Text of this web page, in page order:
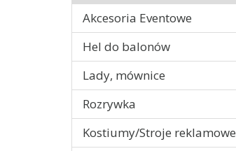
Akcesoria Eventowe
Hel do balonów
Lady, mównice
Rozrywka
Kostiumy/Stroje reklamowe